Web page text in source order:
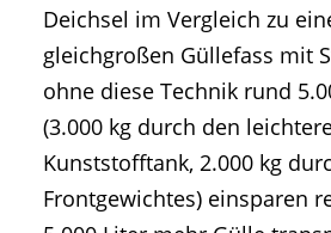
Deichsel im Vergleich zu
gleichgroßen Güllefass mit
ohne diese Technik rund
(3.000 kg durch den
Kunststofftank, 2.000 kg
Frontgewichtes) einsparen